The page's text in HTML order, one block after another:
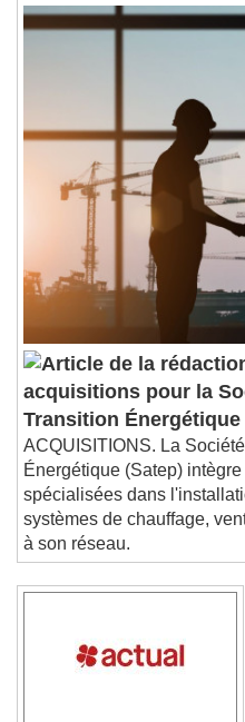
acquisitions pour la
Transition Énergétique
ACQUISITIONS. La
Énergétique (Satep)
spécialisées dans
systèmes de chauffage,
à son réseau.